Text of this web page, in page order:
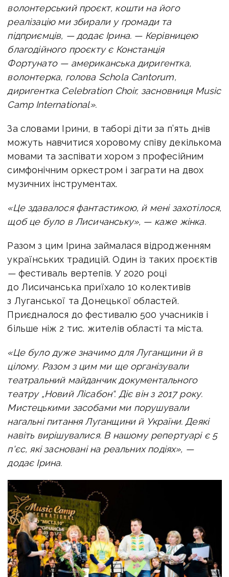
волонтерський проєкт, кошти на його
реалізацію ми збирали у громади та
підприємців, — додає Ірина. — Керівницею
благодійного проєкту є Констанція
Фортунато — американська диригентка,
волонтерка, голова Schola Cantorum,
диригентка Celebration Choir, засновниця Music
Camp International».
За словами Ірини, в таборі діти за п’ять днів
можуть навчитися хоровому співу декількома
мовами та заспівати хором з професійним
симфонічним оркестром і заграти на двох
музичних інструментах.
«Це здавалося фантастикою, й мені захотілося,
щоб це було в Лисичанську», — каже жінка.
Разом з цим Ірина займалася відродженням
українських традицій. Один із таких проєктів
— фестиваль вертепів. У 2020 році
до Лисичанська приїхало 10 колективів
з Луганської та Донецької областей.
Приєдналося до фестивалю 500 учасників і
більше ніж 2 тис. жителів області та міста.
«Це було дуже значимо для Луганщини й в
цілому. Разом з цим ми ще організували
театральний майданчик документального
театру „Новий Лісабон“. Діє він з 2017 року.
Мистецькими засобами ми порушували
нагальні питання Луганщини й України. Деякі
навіть вирішувалися. В нашому репертуарі є 5
п'єс, які засновані на реальних подіях», —
додає Ірина.